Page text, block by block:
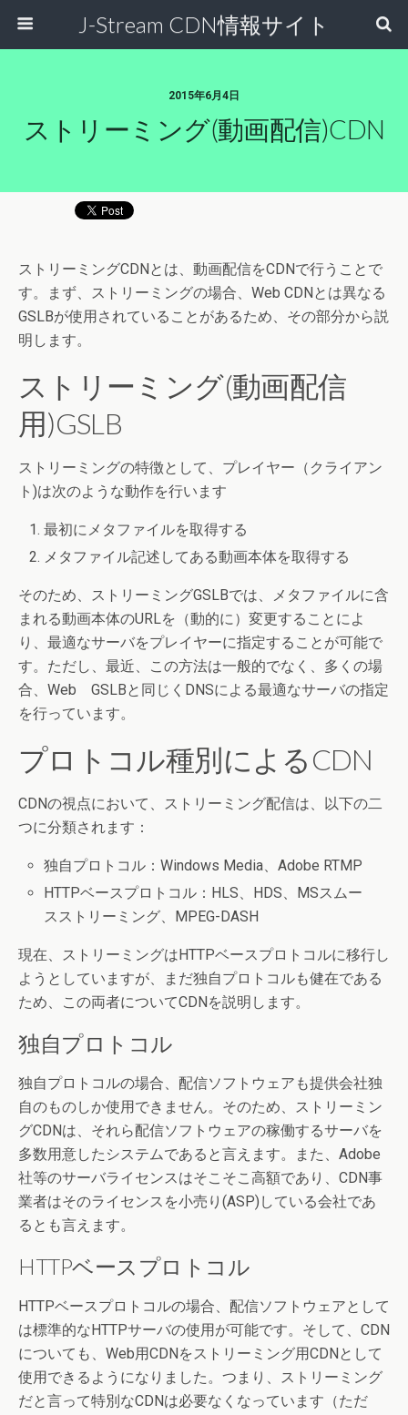
J-Stream CDN情報サイト
2015年6月4日
ストリーミング(動画配信)CDN
ストリーミングCDNとは、動画配信をCDNで行うことで
す。まず、ストリーミングの場合、Web CDNとは異なる
GSLBが使用されていることがあるため、その部分から説
明します。
ストリーミング(動画配信
用)GSLB
ストリーミングの特徴として、プレイヤー（クライアン
ト)は次のような動作を行います
最初にメタファイルを取得する
メタファイル記述してある動画本体を取得する
そのため、ストリーミングGSLBでは、メタファイルに含
まれる動画本体のURLを（動的に）変更することによ
り、最適なサーバをプレイヤーに指定することが可能で
す。ただし、最近、この方法は一般的でなく、多くの場
合、Web GSLBと同じくDNSによる最適なサーバの指定
を行っています。
プロトコル種別によるCDN
CDNの視点において、ストリーミング配信は、以下の二
つに分類されます：
独自プロトコル：Windows Media、Adobe RTMP
HTTPベースプロトコル：HLS、HDS、MSスムー
スストリーミング、MPEG-DASH
現在、ストリーミングはHTTPベースプロトコルに移行し
ようとしていますが、まだ独自プロトコルも健在である
ため、この両者についてCDNを説明します。
独自プロトコル
独自プロトコルの場合、配信ソフトウェアも提供会社独
自のものしか使用できません。そのため、ストリーミン
グCDNは、それら配信ソフトウェアの稼働するサーバを
多数用意したシステムであると言えます。また、Adobe
社等のサーバライセンスはそこそこ高額であり、CDN事
業者はそのライセンスを小売り(ASP)している会社であ
るとも言えます。
HTTPベースプロトコル
HTTPベースプロトコルの場合、配信ソフトウェアとして
は標準的なHTTPサーバの使用が可能です。そして、CDN
についても、Web用CDNをストリーミング用CDNとして
使用できるようになりました。つまり、ストリーミング
だと言って特別なCDNは必要なくなっています（ただ